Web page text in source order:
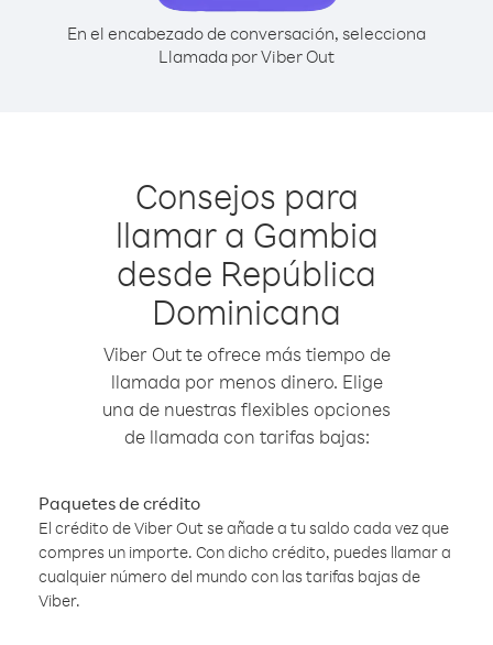
En el encabezado de conversación, selecciona
Llamada por Viber Out
Consejos para
llamar a Gambia
desde República
Dominicana
Viber Out te ofrece más tiempo de
llamada por menos dinero. Elige
una de nuestras flexibles opciones
de llamada con tarifas bajas:
Paquetes de crédito
El crédito de Viber Out se añade a tu saldo cada vez que
compres un importe. Con dicho crédito, puedes llamar a
cualquier número del mundo con las tarifas bajas de
Viber.